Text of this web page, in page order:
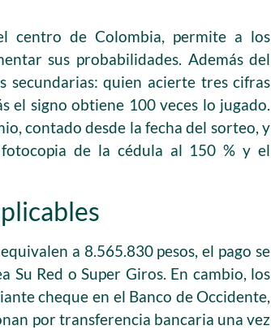
centro de Colombia, permite a los
sus probabilidades. Además del
secundarias: quien acierte tres cifras
el signo obtiene 100 veces lo jugado.
contado desde la fecha del sorteo, y
de la cédula al 150 % y el
a 8.565.830 pesos, el pago se
Su Red o Super Giros. En cambio, los
cheque en el Banco de Occidente,
por transferencia bancaria una vez